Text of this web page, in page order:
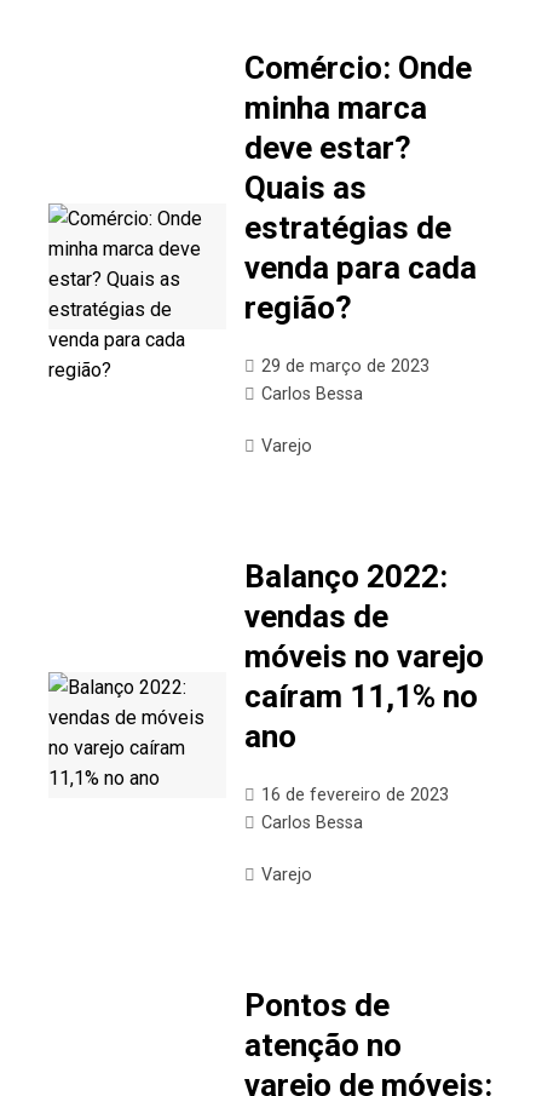
Comércio: Onde
minha marca
deve estar?
Quais as
estratégias de
venda para cada
região?
29 de março de 2023
Carlos Bessa
Varejo
Balanço 2022:
vendas de
móveis no varejo
caíram 11,1% no
ano
16 de fevereiro de 2023
Carlos Bessa
Varejo
Pontos de
atenção no
varejo de móveis: